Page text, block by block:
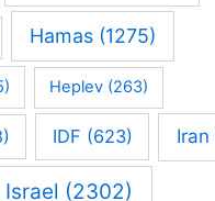
Hamas (1275)
Heplev (263)
IDF (623) Iran
Israel (2302)